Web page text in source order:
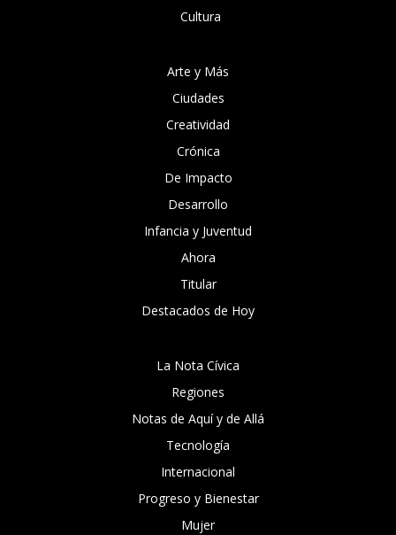
Cultura
Arte y Más
Ciudades
Creatividad
Crónica
De Impacto
Desarrollo
Infancia y Juventud
Ahora
Titular
Destacados de Hoy
La Nota Cívica
Regiones
Notas de Aquí y de Allá
Tecnología
Internacional
Progreso y Bienestar
Mujer